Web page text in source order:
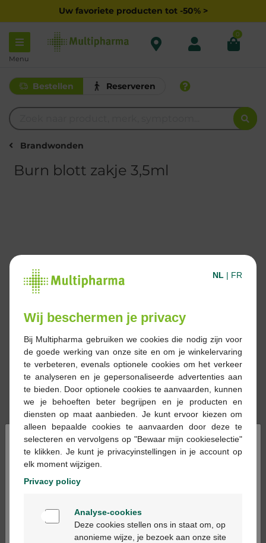
Uw favoriete producten tot -50% >
Menu
0
Bestellen Reserveren
Brandwonden
Burn blott zakje 3,5ml
€ 1,57
Bestellen
Op voorraad online
×
Bienvenue
NL | FR
Wij beschermen je privacy
Bij Multipharma gebruiken we cookies die nodig zijn voor
de goede werking van onze site en om je winkelervaring
te verbeteren, evenals optionele cookies om het verkeer
te analyseren en je gepersonaliseerde advertenties aan
te bieden. Door optionele cookies te aanvaarden, kunnen
we je behoeften beter begrijpen en je producten en
diensten op maat aanbieden. Je kunt ervoor kiezen om
alleen bepaalde cookies te aanvaarden door deze te
selecteren en vervolgens op "Bewaar mijn cookieselectie"
te klikken. Je kunt je privacyinstellingen in je account op
elk moment wijzigen.
Privacy policy
Analyse-cookies
Deze cookies stellen ons in staat om, op
anonieme wijze, je bezoek aan onze site